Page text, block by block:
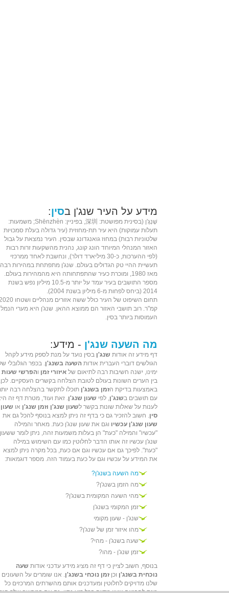
מידע על העיר שנג'ן בסין:
שֶׁנְגֶ'ן (בסינית מפושטת: 深圳, ב פיניין
: Shēnzhèn; משמעות:
תעלות עמוקות) היא עיר תת-מחוזית (עיר גדולה בעלת סמכויות
שלטוניות רבות) במחוז גואנגדונג שבסין. העיר נמצאת על גבול
האזור המנהלי המיוחד הונג קונג, נהנית מהשקעות זרות רבות
(לפי ההערכות, כ-30 מיליארד דולר), ונחשבת לאחד ממרכזי
תעשיית ההיי טק הגדולים בעולם. שנג'ן מתפתחת במהירות רבה
מאז 1980, ומוכרת כעיר שהתפתחותה היא מהמהירות בעולם.
מספר התושבים בעיר עמד על יותר מ-10.5 מיליון נפש בשנת
2014 (ביחס לפחות מ-6 מיליון בשנת 2004).
תחום השיפוט של העיר כולל ששה אזורים מנהליים ושטחו 2020
קמ"ר. רוב תושבי האזור הם ממוצא ההאן. שנג'ן היא מערי הנמל
העמוסות ביותר בסין.
מה השעה שנג'ן - מידע:
דף מידע זה אודות שנג'ן בסין נועד על מנת לספק מידע לקהל
הגולשים דוברי העברית אודות השעה בשנג'ן. בכפר הגלובלי
ימינו, ישנה חשיבות רבה לתיאום של איזורי זמן והפרשי שעות
בין הערים השונות בעולם לטובת הצלחה בקשרים העסקיים.
באמצעות בדיקת הזמן בשנג'ן תוכלו לתקשר בהצלחה רבה
עם תושבים בשנג'ן, לפי שעון שנג'ן. זאת ועוד, מטרת דף זה
לענות על שאלות שונות בקשר לשעון שנג'ן וזמן שנג'ן או שעון
סין. חשוב להזכיר גם כי בדף זה ניתן למצא בנוסף להכל גם את
שעון שנג'ן עכשיו וגם את שעון שנג'ן כעת. מאחר והמילה
"עכשיו" והמילה "כעת" הן בעלות משמעות זהה, ניתן לומר ששעון
שנג'ן עכשיו זה אותו הדבר לחלוטין כמו עם השימוש במילה
"כעת". לפיכך גם אם עכשיו וגם אם כעת, בכל מקרה ניתן למצא
את המידע על עכשיו וגם על כעת בעמוד הזה. מספר דוגמאות:
מה השעה בשנג'ן?
מה הזמן בשנג'ן?
מהי השעה המקומית בשנג'ן?
זמן המקומי בשנג'ן
שנג'ן - שעון מקומי
מהו איזור זמן של שנג'ן?
שעה בשנג'ן - מהי?
זמן שנג'ן - מהו?
בנוסף, חשוב לציין כי דף זה מציג מידע עדכני אודות שעה
נוכחית בשנג'ן וכןזמן נוכחי בשנג'ן. אנו שומרים על השעונים
שלנו מדויקים לחלוטין ומעדכנים אותם מהשרתים המרכזים כל